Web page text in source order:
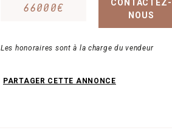
66000€
CONTACTEZ-
NOUS
Les honoraires sont à la charge du vendeur